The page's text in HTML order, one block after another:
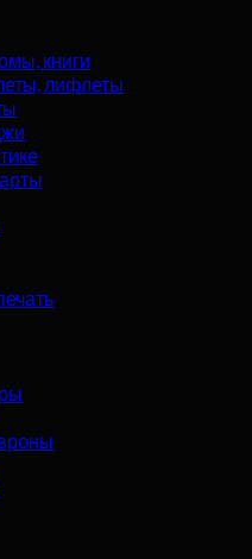
книги
лифлеты